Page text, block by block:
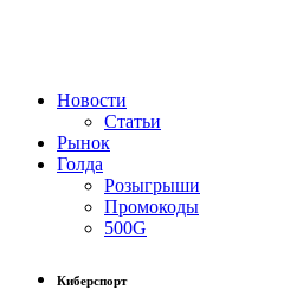
Новости
Статьи
Рынок
Голда
Розыгрыши
Промокоды
500G
Киберспорт